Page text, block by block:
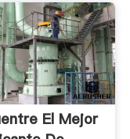
El Mejor